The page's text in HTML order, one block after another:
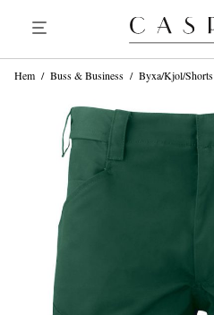
Hem / Buss & Business / Byxa/Kjol/Shorts